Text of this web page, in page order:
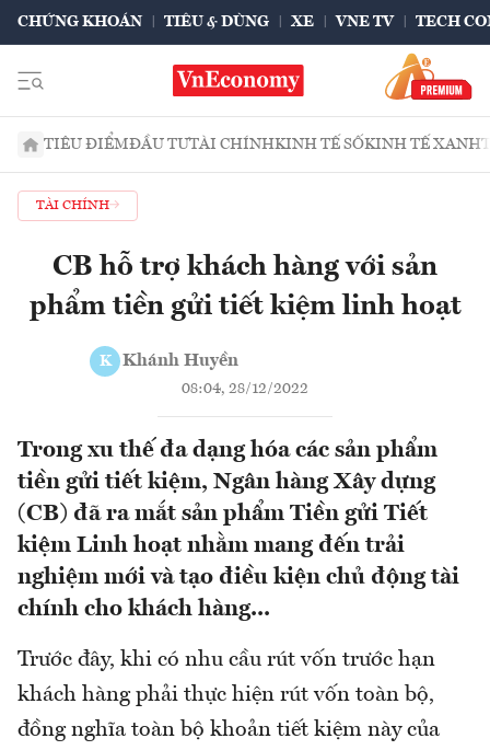
CHỨNG KHOÁN TIÊU & DÙNG XE VNE TV TECH
TIÊU ĐIỂMĐẦU TƯTÀI CHÍNHKINH TẾ SỐKINH TẾ XANH
TÀI CHÍNH
CB hỗ trợ khách hàng với sản
phẩm tiền gửi tiết kiệm linh hoạt
K Khánh Huyền
08:04, 28/12/2022
Trong xu thế đa dạng hóa các sản phẩm
tiền gửi tiết kiệm, Ngân hàng Xây dựng
(CB) đã ra mắt sản phẩm Tiền gửi Tiết
kiệm Linh hoạt nhằm mang đến trải
nghiệm mới và tạo điều kiện chủ động tài
chính cho khách hàng...
Trước đây, khi có nhu cầu rút vốn trước hạn
khách hàng phải thực hiện rút vốn toàn bộ,
đồng nghĩa toàn bộ khoản tiết kiệm này của